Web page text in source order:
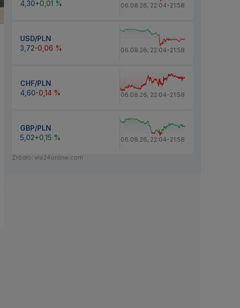
4,30+0,01 % 06.08.26, 22:04-21:58
USD/PLN
3,72-0,06 % 06.08.26, 22:04-21:58
CHF/PLN
4,60-0,14 % 06.08.26, 22:04-21:58
GBP/PLN
5,02+0,15 % 06.08.26, 22:04-21:58
Źródło: via24online.com